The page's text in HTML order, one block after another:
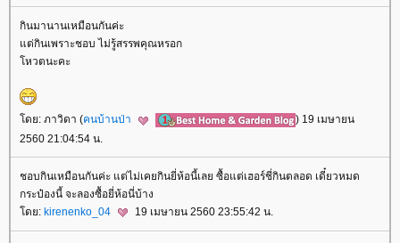
กินมานานเหมือนกันค่ะ
ต่กินเพราะชอบ ไม่รู้สรรพคุณหรอก
หวตนะคะ
ดย: ภาวิดา (คนบ้านป่า
) 19 เมษายน
2560 21:04:54 น.
ชอบกินเหมือนกันค่ะ แต่ไม่เคยกินยี่ห้อนี้เลย ซื้อแต่เฮอร์ชี่กินตลอด เดี๋ยวหมด
กระป๋องนี้ จะลองซื้อยี่ห้อนี่บ้าง
ดย: kirenenko_04 19 เมษายน 2560 23:55:42 น.